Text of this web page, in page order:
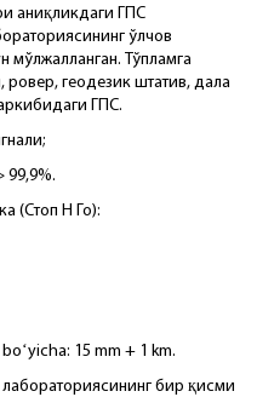
аниқликдаги ГПС
ўлчов
мўлжалланган. Тўпламга
ровер, геодезик штатив, дала
ГПС.
99,9%.
(Стоп Н Го):
15 mm + 1 km.
бир қисми